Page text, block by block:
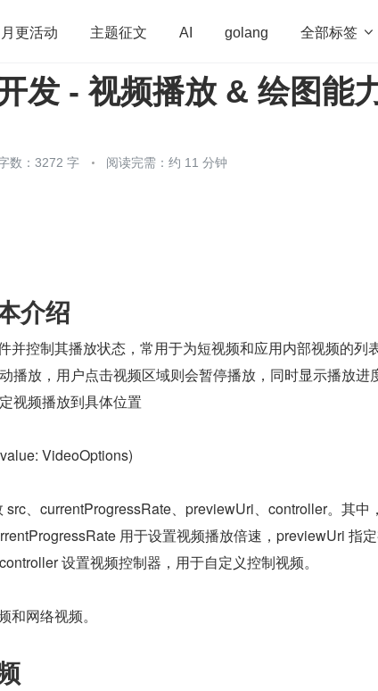
月更活动 主题征文 AI golang 全部标签 
算法 学习方法 Web3.0 高
发 - 视频播放 & 绘图能
数：3272 字 阅读完需：约 11 分钟
介绍
并控制其播放状态，常用于为短视频和应用内部视频的列
播放，用户点击视频区域则会暂停播放，同时显示播放进
视频播放到具体位置
VideoOptions)
、currentProgressRate、previewUri、controller。其中
用于设置视频播放倍速，previewUri 指
设置视频控制器，用于自定义控制视频。
网络视频。